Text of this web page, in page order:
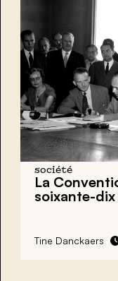
société
La
soixante-dix
Tine Danckaers